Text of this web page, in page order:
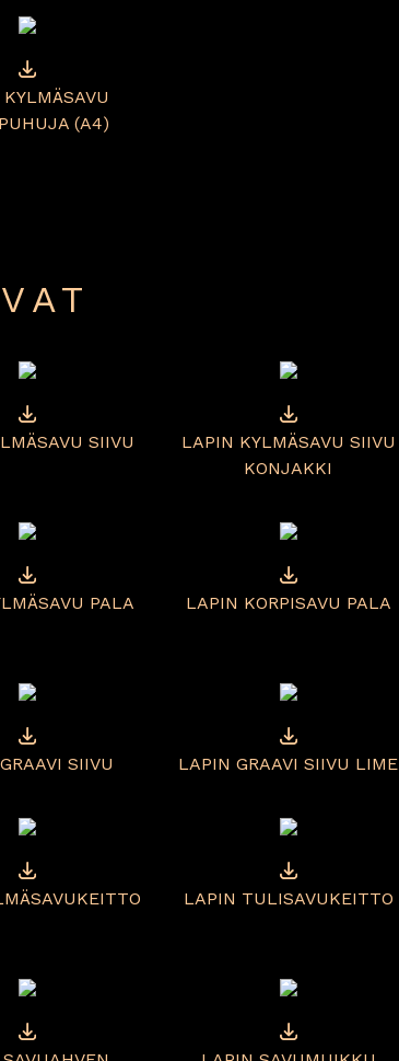
(A4)
SIIVU
LAPIN KYLMÄSAVU SIIVU
KONJAKKI
PALA LAPIN KORPISAVU PALA
SIIVU LAPIN GRAAVI SIIVU LIME
LAPIN TULISAVUKEITTO